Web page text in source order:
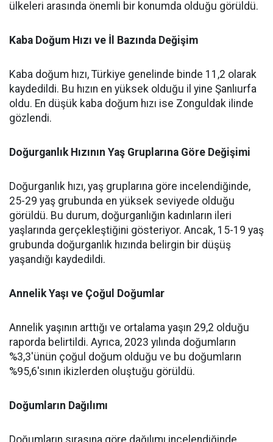
ülkeleri arasında önemli bir konumda olduğu görüldü.
Kaba Doğum Hızı ve İl Bazında Değişim
Kaba doğum hızı, Türkiye genelinde binde 11,2 olarak
kaydedildi. Bu hızın en yüksek olduğu il yine Şanlıurfa
oldu. En düşük kaba doğum hızı ise Zonguldak ilinde
gözlendi.
Doğurganlık Hızının Yaş Gruplarına Göre Değişimi
Doğurganlık hızı, yaş gruplarına göre incelendiğinde,
25-29 yaş grubunda en yüksek seviyede olduğu
görüldü. Bu durum, doğurganlığın kadınların ileri
yaşlarında gerçekleştiğini gösteriyor. Ancak, 15-19 yaş
grubunda doğurganlık hızında belirgin bir düşüş
yaşandığı kaydedildi.
Annelik Yaşı ve Çoğul Doğumlar
Annelik yaşının arttığı ve ortalama yaşın 29,2 olduğu
raporda belirtildi. Ayrıca, 2023 yılında doğumların
%3,3'ünün çoğul doğum olduğu ve bu doğumların
%95,6'sının ikizlerden oluştuğu görüldü.
Doğumların Dağılımı
Doğumların sırasına göre dağılımı incelendiğinde,